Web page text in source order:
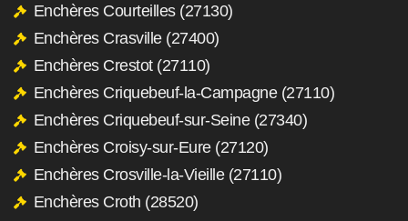
Enchères Courteilles (27130)
Enchères Crasville (27400)
Enchères Crestot (27110)
Enchères Criquebeuf-la-Campagne (27110)
Enchères Criquebeuf-sur-Seine (27340)
Enchères Croisy-sur-Eure (27120)
Enchères Crosville-la-Vieille (27110)
Enchères Croth (28520)